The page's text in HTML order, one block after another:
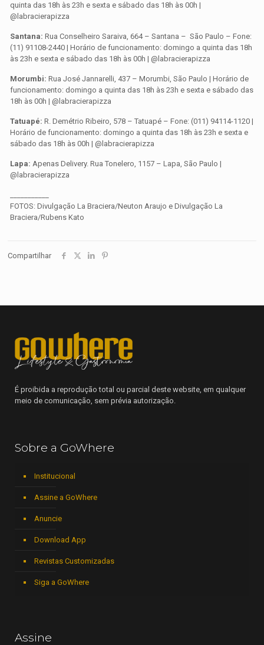
quinta das 18h às 23h e sexta e sábado das 18h às 00h |
@labracierapizza
Santana: Rua Conselheiro Saraiva, 664 – Santana – São Paulo – Fone:
(11) 91108-2440 | Horário de funcionamento: domingo a quinta das 18h
às 23h e sexta e sábado das 18h às 00h | @labracierapizza
Morumbi: Rua José Jannarelli, 437 – Morumbi, São Paulo | Horário de
funcionamento: domingo a quinta das 18h às 23h e sexta e sábado das
18h às 00h | @labracierapizza
Tatuapé: R. Demétrio Ribeiro, 578 – Tatuapé – Fone: (011) 94114-1120 |
Horário de funcionamento: domingo a quinta das 18h às 23h e sexta e
sábado das 18h às 00h | @labracierapizza
Lapa: Apenas Delivery. Rua Tonelero, 1157 – Lapa, São Paulo |
@labracierapizza
FOTOS: Divulgação La Braciera/Neuton Araujo e Divulgação La
Braciera/Rubens Kato
Compartilhar
É proibida a reprodução total ou parcial deste website, em qualquer
meio de comunicação, sem prévia autorização.
Sobre a GoWhere
Institucional
Assine a GoWhere
Anuncie
Download App
Revistas Customizadas
Siga a GoWhere
Assine